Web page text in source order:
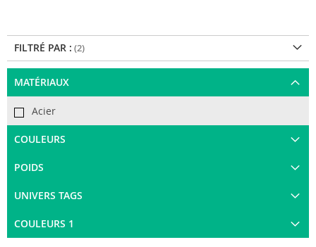
FILTRÉ PAR :
MATÉRIAUX
Acier
COULEURS
POIDS
UNIVERS TAGS
COULEURS 1